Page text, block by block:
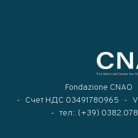
Fondazione CNAO
Счет НДС 03491780965
тел:: (+39)